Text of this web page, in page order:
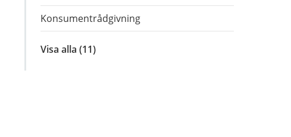
Konsumentrådgivning
Visa alla inom
(11)